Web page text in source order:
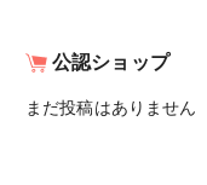
公認ショップ
まだ投稿はありません